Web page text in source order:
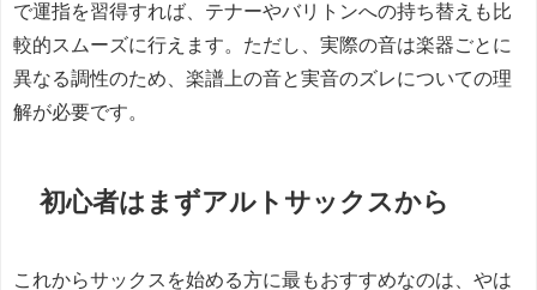
で運指を習得すれば、テナーやバリトンへの持ち替えも比
較的スムーズに行えます。ただし、実際の音は楽器ごとに
異なる調性のため、楽譜上の音と実音のズレについての理
解が必要です。
初心者はまずアルトサックスから
これからサックスを始める方に最もおすすめなのは、やは